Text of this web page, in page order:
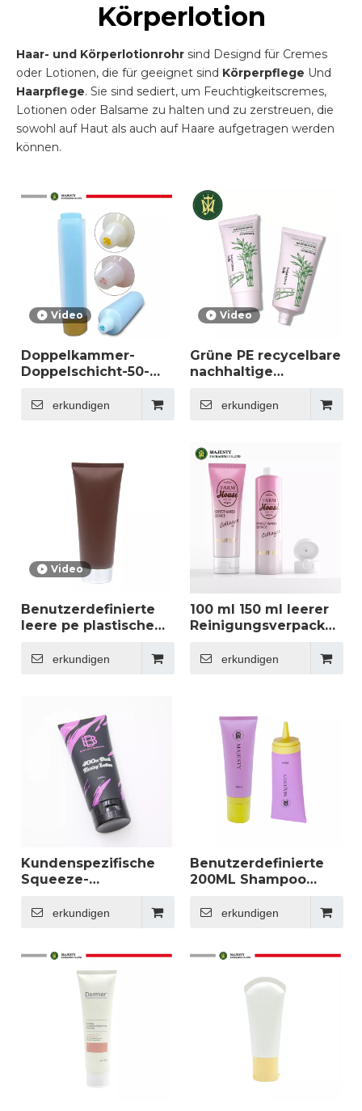
Körperlotion
Haar- und Körperlotionrohr sind Designd für Cremes
oder Lotionen, die für geeignet sind Körperpflege Und
Haarpflege. Sie sind sediert, um Feuchtigkeitscremes,
Lotionen oder Balsame zu halten und zu zerstreuen, die
sowohl auf Haut als auch auf Haare aufgetragen werden
können.
Video
Doppelkammer-
Doppelschicht-50-
ml/100-ml-Kosmetik-
Kunststofftuben,
Tubenverpackung
erkundigen
Video
Grüne PE recycelbare
nachhaltige
Kosmetische
Hautpflegeverpackung
Handmediziner
Körperlotion -Rohr
erkundigen
Video
Benutzerdefinierte
leere pe plastische
Röhrchen für
Sonnencreme Body
Haarentfernung
Creme Shampoo
Creme Speicherung
erkundigen
100 ml 150 ml leerer
Körpercreme -Rohr
mit Flip -Oberkappe
erkundigen
Kundenspezifische
Squeeze-
Gesichtswaschcreme-
Hautpflege
Körperlotion
Haarcreme mit
erkundigen
Benutzerdefinierte
200ML Shampoo
Kosmetik Soft Tube
langer Düsenkappe
erkundigen